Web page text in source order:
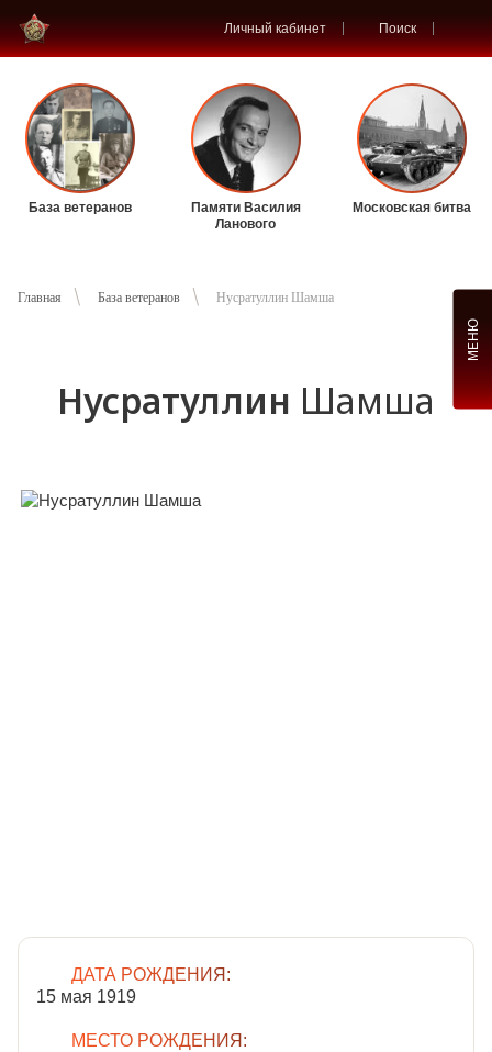
Личный кабинет Поиск
База ветеранов
Памяти Василия
Ланового
Московская битва
Главная База ветеранов Нусратуллин Шамша
Нусратуллин Шамша
ДАТА РОЖДЕНИЯ:
15 мая 1919
МЕСТО РОЖДЕНИЯ:
МЕНЮ